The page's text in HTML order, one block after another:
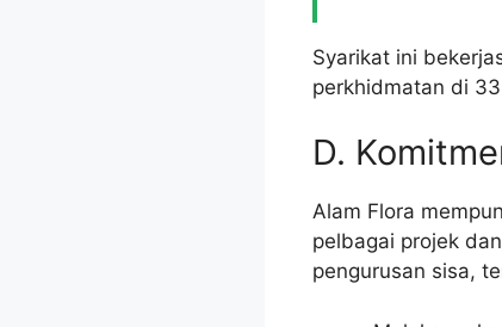
Syarikat ini
perkhidmatan di
D.
Alam Flora
pelbagai projek
pengurusan sisa,